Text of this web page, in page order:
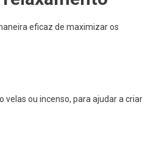
eficaz de maximizar os
velas ou incenso, para ajudar a criar